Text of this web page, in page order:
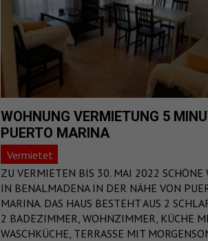
WOHNUNG VERMIETUNG 5
PUERTO MARINA
Vermietet
ZU VERMIETEN BIS 30. MAI 2022 SCHÖNE
IN BENALMADENA IN DER NÄHE VON
MARINA. DAS HAUS BESTEHT AUS 2
2 BADEZIMMER, WOHNZIMMER, KÜCHE
WASCHKÜCHE, TERRASSE MIT